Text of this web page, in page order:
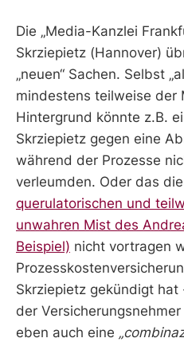
Die „Media-Kanzlei
Skrziepietz (Hannover)
„neuen“ Sachen. Selbst
mindestens teilweise der
Hintergrund könnte z.B.
Skrziepietz gegen eine
während der Prozesse
verleumden. Oder das
querulatorischen und
unwahren Mist des
Beispiel) nicht vortragen
Skrziepietz gekündigt
der
eben auch eine